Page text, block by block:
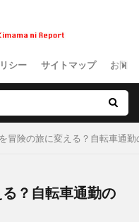
シー サイトマップ お問
冒険の旅に変える？自転車通勤
？自転車通勤の